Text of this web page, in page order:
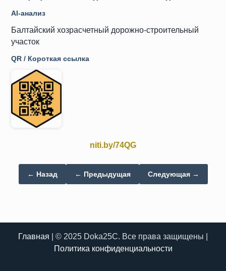
AI-анализ
Балтайский хозрасчетный дорожно-строительный
участок
QR / Короткая ссылка
niti.by/74QG
← Назад ← Предыдущая Следующая →
Главная | © 2025 Doka25C. Все права защищены |
Политика конфиденциальности